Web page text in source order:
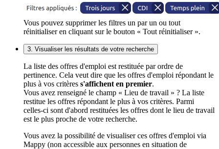
Vous pouvez supprimer les filtres un par un ou tout
réinitialiser en cliquant sur le bouton « Tout réinitialiser ».
3. Visualiser les résultats de votre recherche
La liste des offres d'emploi est restituée par ordre de
pertinence. Cela veut dire que les offres d'emploi répondant le
plus à vos critères s'affichent en premier.
Vous avez renseigné le champ « Lieu de travail » ? La liste
restitue les offres répondant le plus à vos critères. Parmi
celles-ci sont d'abord restituées les offres dont le lieu de travail
est le plus proche de votre recherche.
Vous avez la possibilité de visualiser ces offres d'emploi via
Mappy (non accessible aux personnes en situation de